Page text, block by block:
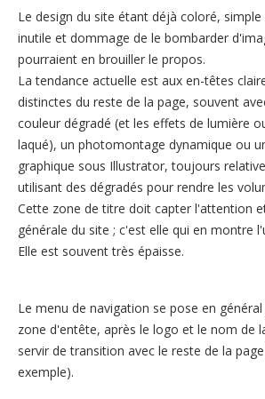
Le design du site étant déjà coloré,
inutile et dommage de le bombarder
pourraient en brouiller le propos.
La tendance actuelle est aux en-têtes
distinctes du reste de la page, souvent
couleur dégradé (et les effets de lumière
laqué), un photomontage dynamique ou
graphique sous Illustrator, toujours
utilisant des dégradés pour rendre les
Cette zone de titre doit capter l'attention
générale du site ; c'est elle qui en montre
Elle est souvent très épaisse.
Le menu de navigation se pose en
zone d'entête, après le logo et le nom de
servir de transition avec le reste de la
exemple).